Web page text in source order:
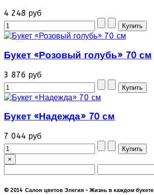
4 248 руб
Букет «Розовый голубь» 70 см
3 876 руб
Букет «Надежда» 70 см
7 044 руб
×
© 2014 Салон цветов Элегия - Жизнь в каждом букете